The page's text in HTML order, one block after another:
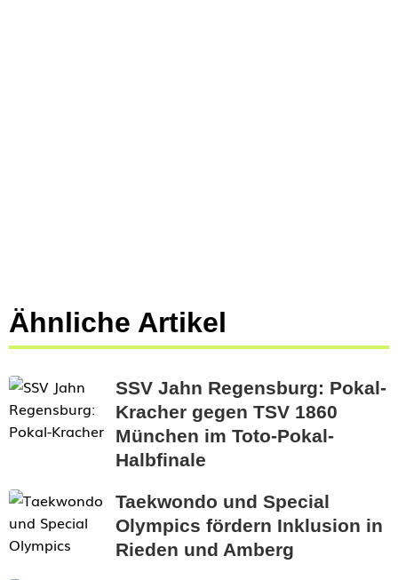
Ähnliche Artikel
SSV Jahn Regensburg: Pokal-
Kracher gegen TSV 1860
München im Toto-Pokal-
Halbfinale
Taekwondo und Special
Olympics fördern Inklusion in
Rieden und Amberg